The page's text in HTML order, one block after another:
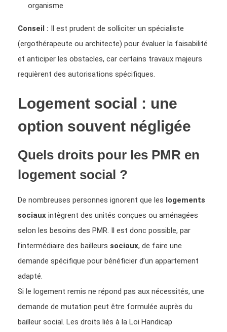
organisme
Conseil : Il est prudent de solliciter un spécialiste
(ergothérapeute ou architecte) pour évaluer la faisabilité
et anticiper les obstacles, car certains travaux majeurs
requièrent des autorisations spécifiques.
Logement social : une
option souvent négligée
Quels droits pour les PMR en
logement social ?
De nombreuses personnes ignorent que les logements
sociaux intègrent des unités conçues ou aménagées
selon les besoins des PMR. Il est donc possible, par
l’intermédiaire des bailleurs sociaux, de faire une
demande spécifique pour bénéficier d’un appartement
adapté.
Si le logement remis ne répond pas aux nécessités, une
demande de mutation peut être formulée auprès du
bailleur social. Les droits liés à la Loi Handicap